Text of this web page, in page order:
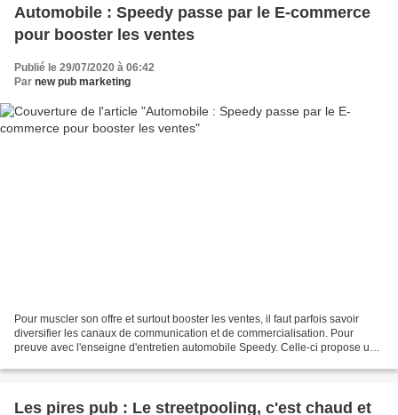
Automobile : Speedy passe par le E-commerce
pour booster les ventes
Publié le 29/07/2020 à 06:42
Par new pub marketing
Pour muscler son offre et surtout booster les ventes, il faut parfois savoir
diversifier les canaux de communication et de commercialisation. Pour
preuve avec l'enseigne d'entretien automobile Speedy. Celle-ci propose une
Les pires pub : Le streetpooling, c'est chaud et